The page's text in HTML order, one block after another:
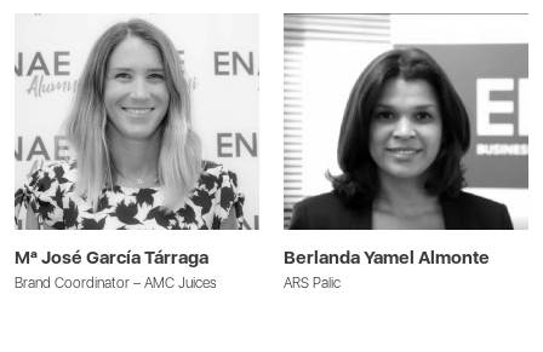
Mª José García Tárraga
Brand Coordinator – AMC Juices
Berlanda Yamel Almonte
ARS Palic